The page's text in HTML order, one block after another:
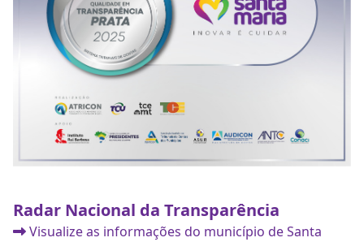
Radar Nacional da Transparência
Visualize as informações do município de Santa